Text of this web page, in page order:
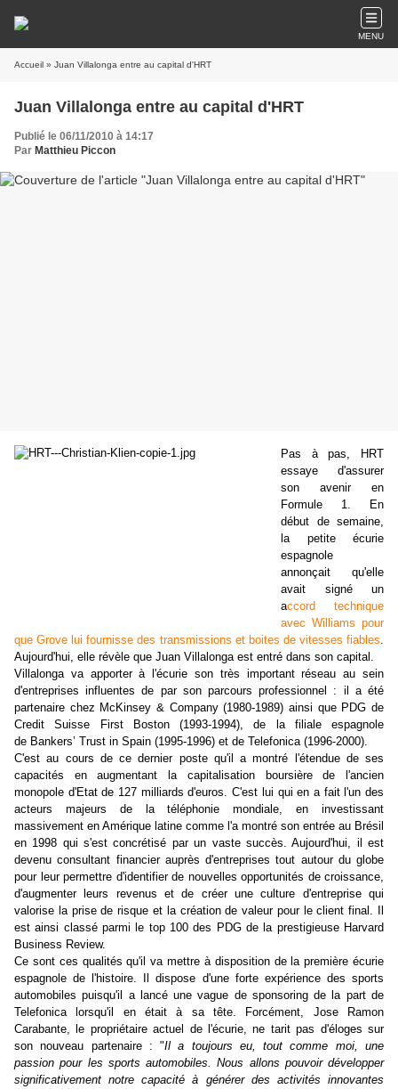
MENU
Accueil » Juan Villalonga entre au capital d'HRT
Juan Villalonga entre au capital d'HRT
Publié le 06/11/2010 à 14:17
Par Matthieu Piccon
Pas à pas, HRT
essaye d'assurer
son avenir en
Formule 1. En
début de semaine,
la petite écurie
espagnole
annonçait qu'elle
avait signé un
accord technique
avec Williams pour
que Grove lui fournisse des transmissions et boites de vitesses fiables.
Aujourd'hui, elle révèle que Juan Villalonga est entré dans son capital.
Villalonga va apporter à l'écurie son très important réseau au sein
d'entreprises influentes de par son parcours professionnel : il a été
partenaire chez McKinsey & Company (1980-1989) ainsi que PDG de
Credit Suisse First Boston (1993-1994), de la filiale espagnole
de Bankers’ Trust in Spain (1995-1996) et de Telefonica (1996-2000).
C'est au cours de ce dernier poste qu'il a montré l'étendue de ses
capacités en augmentant la capitalisation boursière de l'ancien
monopole d'Etat de 127 milliards d'euros. C'est lui qui en a fait l'un des
acteurs majeurs de la téléphonie mondiale, en investissant
massivement en Amérique latine comme l'a montré son entrée au Brésil
en 1998 qui s'est concrétisé par un vaste succès. Aujourd'hui, il est
devenu consultant financier auprès d'entreprises tout autour du globe
pour leur permettre d'identifier de nouvelles opportunités de croissance,
d'augmenter leurs revenus et de créer une culture d'entreprise qui
valorise la prise de risque et la création de valeur pour le client final. Il
est ainsi classé parmi le top 100 des PDG de la prestigieuse Harvard
Business Review.
Ce sont ces qualités qu'il va mettre à disposition de la première écurie
espagnole de l'histoire. Il dispose d'une forte expérience des sports
automobiles puisqu'il a lancé une vague de sponsoring de la part de
Telefonica lorsqu'il en était à sa tête. Forcément, Jose Ramon
Carabante, le propriétaire actuel de l'écurie, ne tarit pas d'éloges sur
son nouveau partenaire : "Il a toujours eu, tout comme moi, une
passion pour les sports automobiles. Nous allons pouvoir développer
significativement notre capacité à générer des activités innovantes